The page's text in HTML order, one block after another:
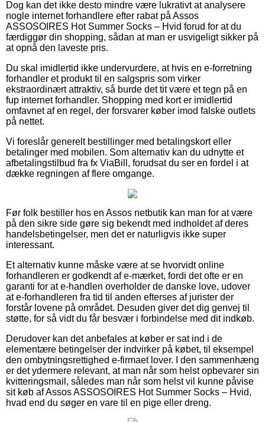
Dog kan det ikke desto mindre være lukrativt at analysere
nogle internet forhandlere efter rabat på Assos
ASSOSOIRES Hot Summer Socks – Hvid forud for at du
færdiggør din shopping, sådan at man er usvigeligt sikker på
at opnå den laveste pris.
Du skal imidlertid ikke undervurdere, at hvis en e-forretning
forhandler et produkt til en salgspris som virker
ekstraordinært attraktiv, så burde det tit være et tegn på en
fup internet forhandler. Shopping med kort er imidlertid
omfavnet af en regel, der forsvarer køber imod falske outlets
på nettet.
Vi foreslår generelt bestillinger med betalingskort eller
betalinger med mobilen. Som alternativ kan du udnytte et
afbetalingstilbud fra fx ViaBill, forudsat du ser en fordel i at
dække regningen af flere omgange.
Før folk bestiller hos en Assos netbutik kan man for at være
på den sikre side gøre sig bekendt med indholdet af deres
handelsbetingelser, men det er naturligvis ikke super
interessant.
Et alternativ kunne måske være at se hvorvidt online
forhandleren er godkendt af e-mærket, fordi det ofte er en
garanti for at e-handlen overholder de danske love, udover
at e-forhandleren fra tid til anden efterses af jurister der
forstår lovene på området. Desuden giver det dig genvej til
støtte, for så vidt du får besvær i forbindelse med dit indkøb.
Derudover kan det anbefales at køber er sat ind i de
elementære betingelser der indvirker på købet, til eksempel
den ombytningsrettighed e-firmaet lover. I den sammenhæng
er det ydermere relevant, at man når som helst opbevarer sin
kvitteringsmail, således man når som helst vil kunne påvise
sit køb af Assos ASSOSOIRES Hot Summer Socks – Hvid,
hvad end du søger en vare til en pige eller dreng.